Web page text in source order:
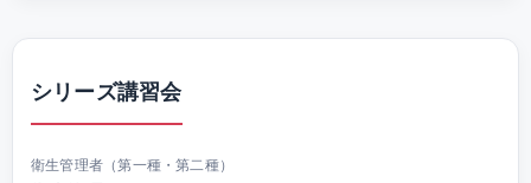
シリーズ講習会
衛生管理者（第一種・第二種）